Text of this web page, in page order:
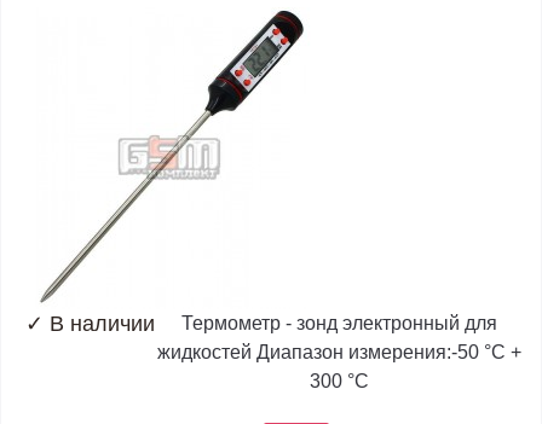
✓ В наличии
Термометр - зонд электронный для
жидкостей Диапазон измерения:-50 °C +
300 °C